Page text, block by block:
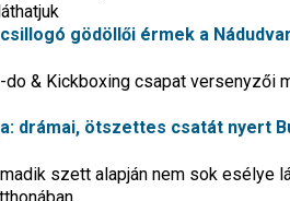
gödöllői érmek a
do & Kickboxing csapat
drámai, ötszettes csatát nyert
szett alapján nem sok esélye